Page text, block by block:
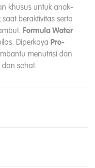
khusus untuk anak-
beraktivitas serta
Formula Water
Diperkaya Pro-
menutrisi dan
sehat.